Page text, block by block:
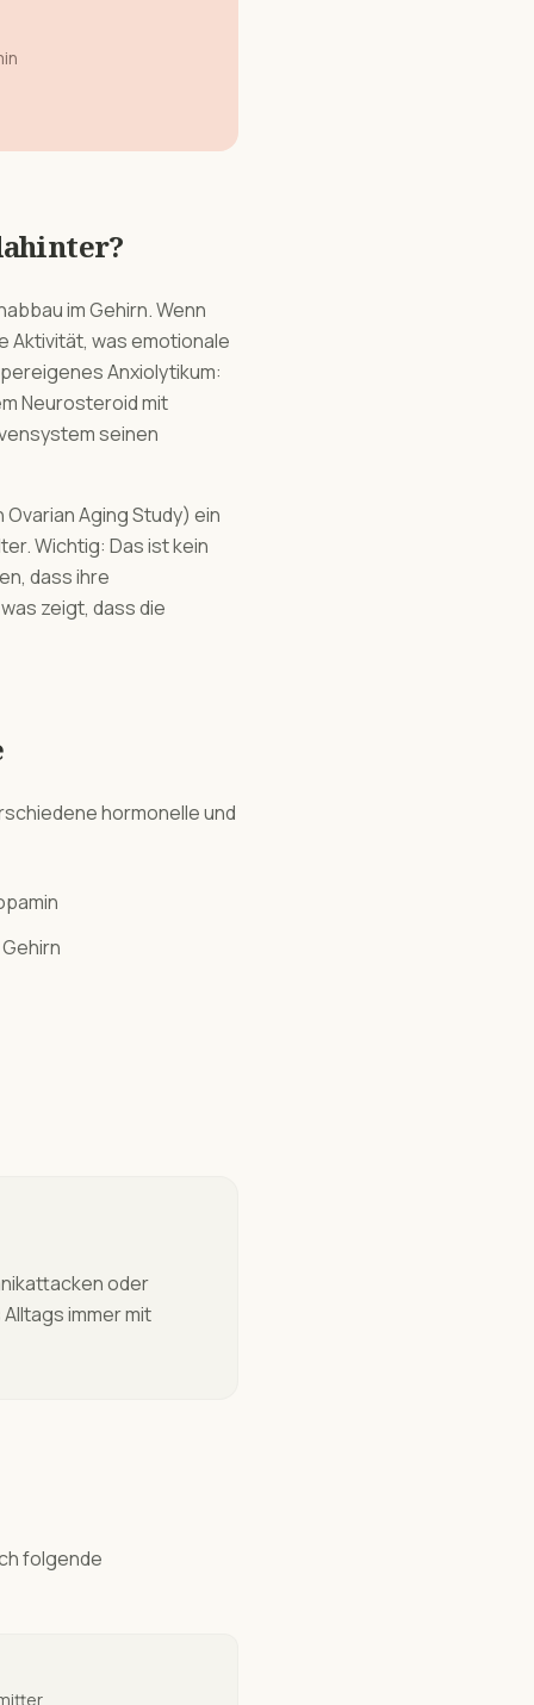
im Gehirn. Wenn
Aktivität, was emotionale
Anxiolytikum:
Neurosteroid mit
seinen
Aging Study) ein
Wichtig: Das ist kein
dass ihre
zeigt, dass die
hormonelle und
oder
immer mit
folgende